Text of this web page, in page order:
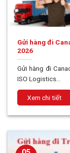
Gửi hàng đi
2026
Gửi hàng đi
ISO Logistics...